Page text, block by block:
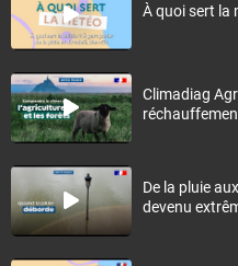
À quoi sert la
Climadiag
De la pluie
devenu